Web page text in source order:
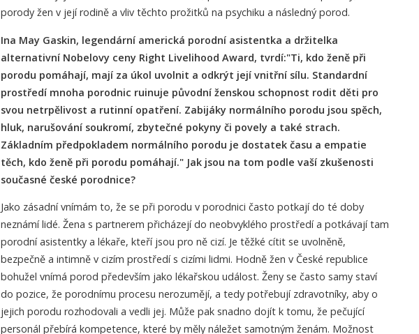
porody žen v její rodině a vliv těchto prožitků na psychiku a následný porod.
Ina May Gaskin, legendární americká porodní asistentka a držitelka
alternativní Nobelovy ceny Right Livelihood Award, tvrdí:"Ti, kdo ženě při
porodu pomáhají, mají za úkol uvolnit a odkrýt její vnitřní sílu. Standardní
prostředí mnoha porodnic ruinuje původní ženskou schopnost rodit děti pro
svou netrpělivost a rutinní opatření. Zabijáky normálního porodu jsou spěch,
hluk, narušování soukromí, zbytečné pokyny či povely a také strach.
Základním předpokladem normálního porodu je dostatek času a empatie
těch, kdo ženě při porodu pomáhají." Jak jsou na tom podle vaší zkušenosti
současné české porodnice?
Jako zásadní vnímám to, že se při porodu v porodnici často potkají do té doby
neznámí lidé. Žena s partnerem přicházejí do neobvyklého prostředí a potkávají tam
porodní asistentky a lékaře, kteří jsou pro ně cizí. Je těžké cítit se uvolněně,
bezpečně a intimně v cizím prostředí s cizími lidmi. Hodně žen v České republice
bohužel vnímá porod především jako lékařskou událost. Ženy se často samy staví
do pozice, že porodnímu procesu nerozumějí, a tedy potřebují zdravotníky, aby o
jejich porodu rozhodovali a vedli jej. Může pak snadno dojít k tomu, že pečující
personál přebírá kompetence, které by měly náležet samotným ženám. Možnost